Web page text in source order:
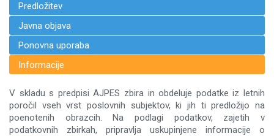
Predložitev
Javna objava
Ponovna uporaba
Informacije
V skladu s predpisi AJPES zbira in obdeluje podatke iz letnih
poročil vseh vrst poslovnih subjektov, ki jih ti predložijo na
poenotenih obrazcih. Na podlagi podatkov, zajetih v
podatkovnih zbirkah, pripravlja uskupinjene informacije o